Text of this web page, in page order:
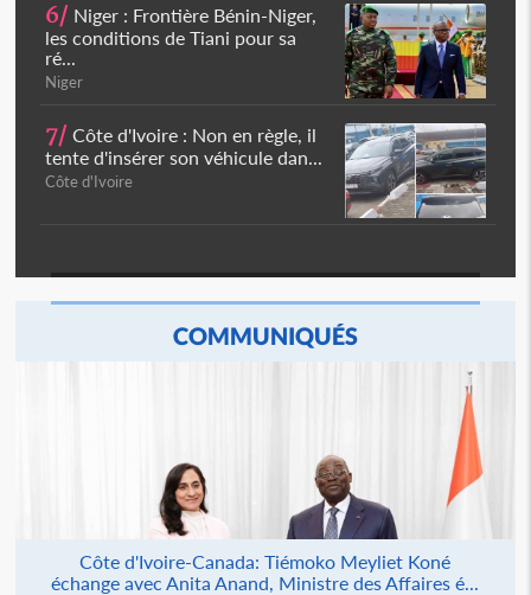
6/ Niger : Frontière Bénin-Niger,
les conditions de Tiani pour sa
ré...
Niger
7/ Côte d'Ivoire : Non en règle, il
tente d'insérer son véhicule dan...
Côte d'Ivoire
COMMUNIQUÉS
Côte d'Ivoire-Canada: Tiémoko Meyliet Koné
échange avec Anita Anand, Ministre des Affaires é...